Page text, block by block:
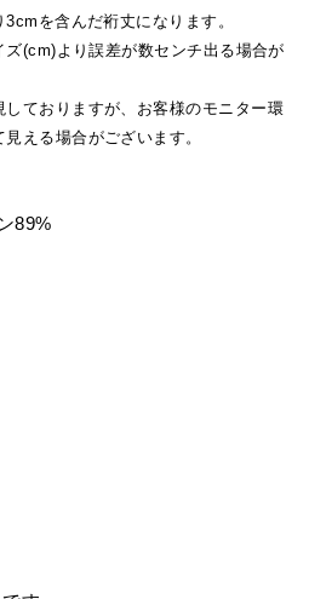
を含んだ裄丈になります。
(cm)より誤差が数センチ出る場合が
ておりますが、お客様のモニター環
える場合がございます。
89%